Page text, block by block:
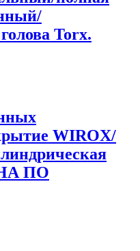
Torx.
WIROX/
ПО